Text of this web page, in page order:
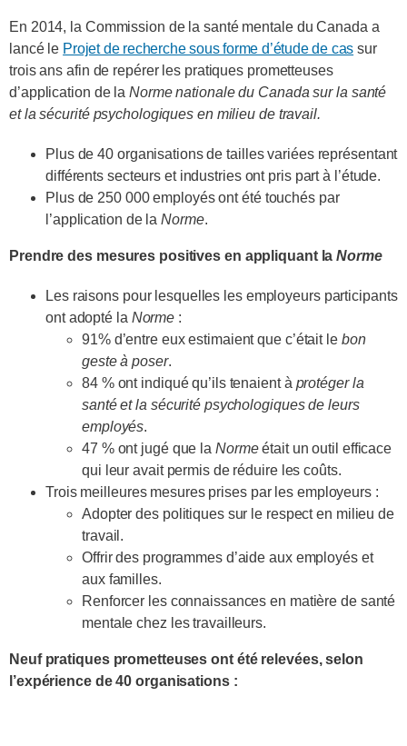
En 2014, la Commission de la santé mentale du Canada a
lancé le Projet de recherche sous forme d’étude de cas sur
trois ans afin de repérer les pratiques prometteuses
d’application de laNorme nationale du Canada sur la santé
et la sécurité psychologiques en milieu de travail.
Plus de 40 organisations de tailles variées représentant
différents secteurs et industries ont pris part à l’étude.
Plus de 250 000 employés ont été touchés par
l’application de laNorme.
Prendre des mesures positives en appliquant laNorme
Les raisons pour lesquelles les employeurs participants
ont adopté la Norme :
91% d’entre eux estimaient que c’était le bon
geste à poser.
84 % ont indiqué qu’ils tenaient à protéger la
santé et la sécurité psychologiques de leurs
employés.
47 % ont jugé que la Normeétait un outil efficace
qui leur avait permis de réduire les coûts.
Trois meilleures mesures prises par les employeurs :
Adopter des politiques sur le respect en milieu de
travail.
Offrir des programmes d’aide aux employés et
aux familles.
Renforcer les connaissances en matière de santé
mentale chez les travailleurs.
Neuf pratiques prometteuses ont été relevées, selon
l’expérience de 40 organisations :